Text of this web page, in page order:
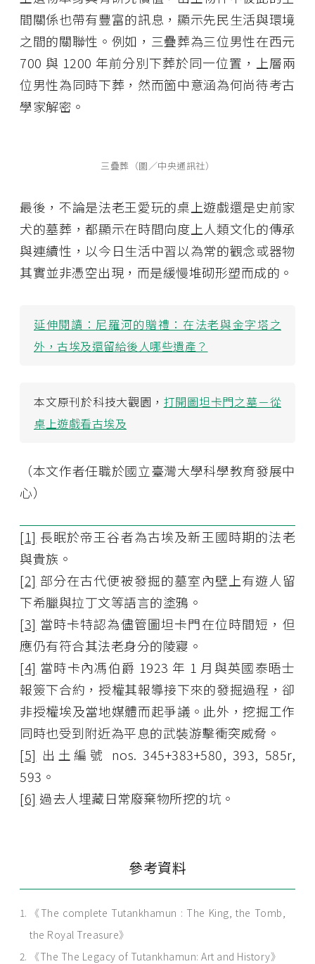
間關係也帶有豐富的訊息，顯示先民生活與環境
之間的關聯性。例如，三疊葬為三位男性在西元
700 與 1200 年前分別下葬於同一位置，上層兩
位男性為同時下葬，然而箇中意涵為何尚待考古
學家解密。
三疊葬（圖／中央通訊社）
最後，不論是法老王愛玩的桌上遊戲還是史前家
犬的墓葬，都顯示在時間向度上人類文化的傳承
與連續性，以今日生活中習以為常的觀念或器物
其實並非憑空出現，而是緩慢堆砌形塑而成的。
延伸閱讀： 尼羅河的贈禮：在法老與金字塔之
外，古埃及還留給後人哪些遺產？
本文原刊於科技大觀園， 打開圖坦卡門之墓－從
桌上遊戲看古埃及
（本文作者任職於國立臺灣大學科學教育發展中
心）
[1] 長眠於帝王谷者為古埃及新王國時期的法老
與貴族。
[2] 部分在古代便被發掘的墓室內壁上有遊人留
下希臘與拉丁文等語言的塗鴉。
[3] 當時卡特認為儘管圖坦卡門在位時間短，但
應仍有符合其法老身分的陵寢。
[4] 當時卡內馮伯爵 1923 年 1 月與英國泰晤士
報簽下合約，授權其報導接下來的發掘過程，卻
非授權埃及當地媒體而起爭議。此外，挖掘工作
同時也受到附近為平息的武裝游擊衝突威脅。
[5] 出土編號 nos. 345+383+580, 393, 585r,
593。
[6] 過去人埋藏日常廢棄物所挖的坑。
參考資料
《The complete Tutankhamun : The King, the Tomb,
the Royal Treasure》
《The The Legacy of Tutankhamun: Art and History》